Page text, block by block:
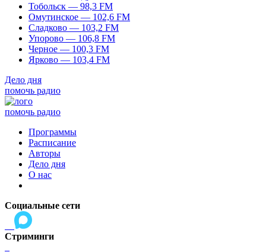
Тобольск — 98,3 FM
Омутинское — 102,6 FM
Сладково — 103,2 FM
Упорово — 106,8 FM
Черное — 100,3 FM
Ярково — 103,4 FM
Дело дня
помочь радио
помочь радио
Программы
Расписание
Авторы
Дело дня
О нас
Социальные сети
Стриминги